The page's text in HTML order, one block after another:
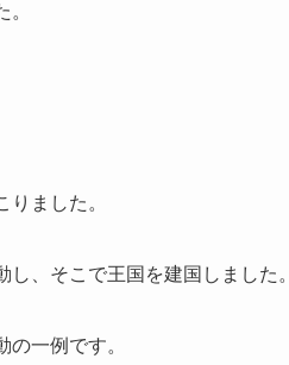
ました。
、そこで王国を建国しました。
一例です。